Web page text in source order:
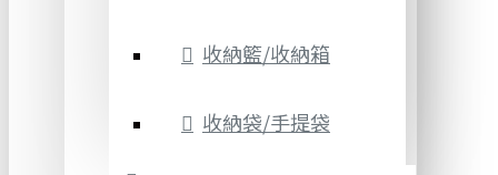
收納籃/收納箱
收納袋/手提袋